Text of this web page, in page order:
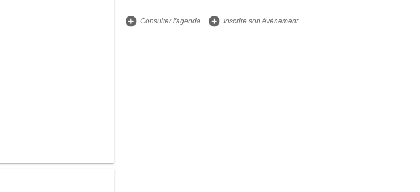
Consulter l'agenda Inscrire son événement